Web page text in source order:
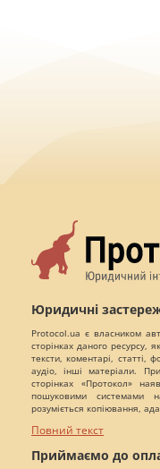
Юридичні
Protocol.ua є власником
сторінках даного ресурсу,
тексти, коментарі, статті,
аудіо, інші матеріали.
сторінках «Протокол»
пошуковими системами
розуміється копіювання,
Повний текст
Приймаємо до